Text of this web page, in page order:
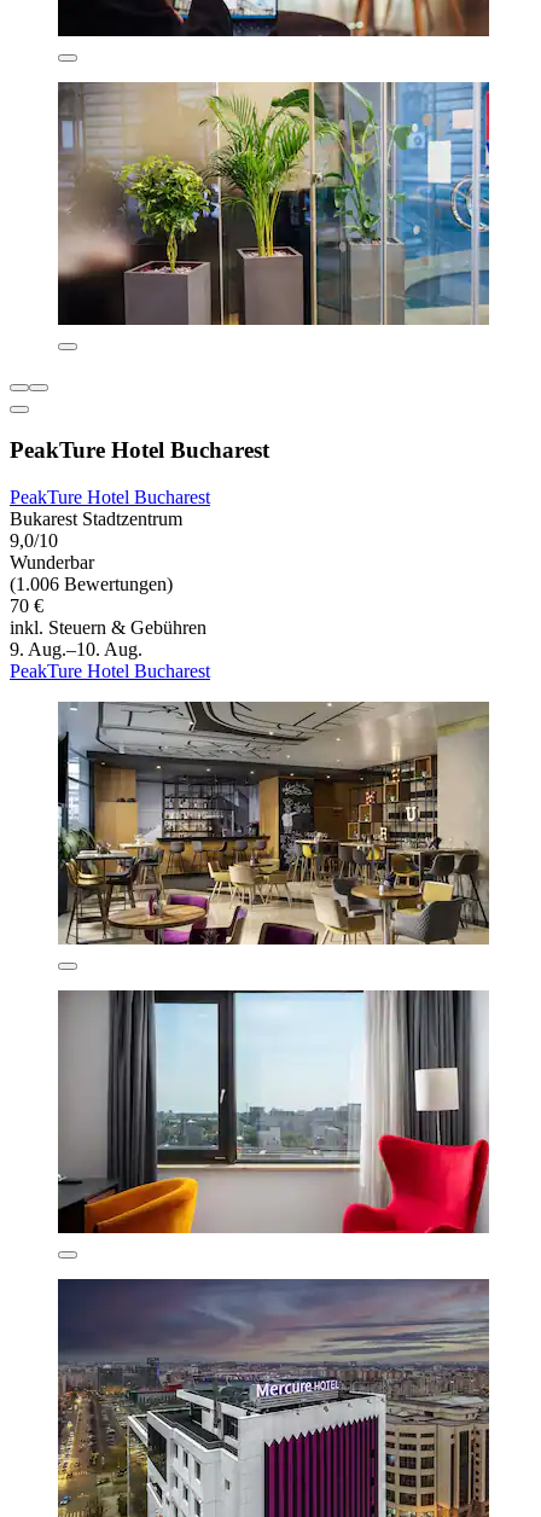
PeakTure Hotel Bucharest
PeakTure Hotel Bucharest
Bukarest Stadtzentrum
9,0/10
Wunderbar
(1.006 Bewertungen)
70 €
inkl. Steuern & Gebühren
9. Aug.–10. Aug.
PeakTure Hotel Bucharest